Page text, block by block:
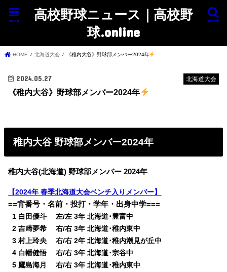
高校野球ニュース｜高校野
球.online
search
menu
HOME 北海道大会 《稚内大谷》野球部メンバー2024年
北海道大会
2024.05.27
《稚内大谷》野球部メンバー2024年
稚内大谷 野球部メンバー2024年
稚内大谷(北海道) 野球部メンバー 2024年
【2024年 春季北海道大会ベンチ入りメンバー】
==背番号・名前・投打・学年・出身中学===
01 白田優斗 左/左 3年 北海道･豊富中
02 吉﨑夢希 右/右 3年 北海道･稚内東中
03 村上玲央 右/右 2年 北海道･稚内潮見が丘中
04 白幡健悟 右/右 3年 北海道･宗谷中
05 鷹島海月 右/右 3年 北海道･稚内東中